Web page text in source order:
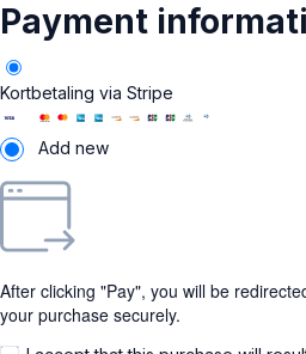
Payment
Kortbetaling via Stripe
Add new
After clicking "Pay", you will be
your purchase securely.